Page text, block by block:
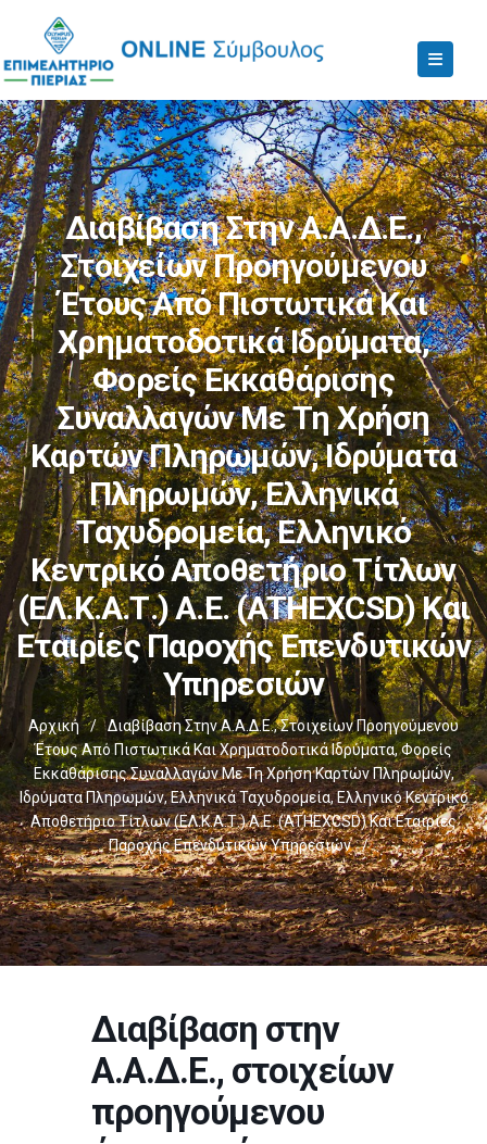
Διαβίβαση Στην Α.Α.Δ.Ε.,
Στοιχείων Προηγούμενου
Έτους Από Πιστωτικά Και
Χρηματοδοτικά Ιδρύματα,
Φορείς Εκκαθάρισης
Συναλλαγών Με Τη Χρήση
Καρτών Πληρωμών, Ιδρύματα
Πληρωμών, Ελληνικά
Ταχυδρομεία, Ελληνικό
Κεντρικό Αποθετήριο Τίτλων
(ΕΛ.Κ.Α.Τ.) Α.Ε. (ATHEXCSD) Και
Εταιρίες Παροχής Επενδυτικών
Υπηρεσιών
Αρχική /
Διαβίβαση Στην Α.Α.Δ.Ε., Στοιχείων Προηγούμενου
Έτους Από Πιστωτικά Και Χρηματοδοτικά Ιδρύματα, Φορείς
Εκκαθάρισης Συναλλαγών Με Τη Χρήση Καρτών Πληρωμών,
Ιδρύματα Πληρωμών, Ελληνικά Ταχυδρομεία, Ελληνικό Κεντρικό
Αποθετήριο Τίτλων (ΕΛ.Κ.Α.Τ.) Α.Ε. (ATHEXCSD) Και Εταιρίες
Παροχής Επενδυτικών Υπηρεσιών
/
Διαβίβαση στην
Α.Α.Δ.Ε., στοιχείων
προηγούμενου